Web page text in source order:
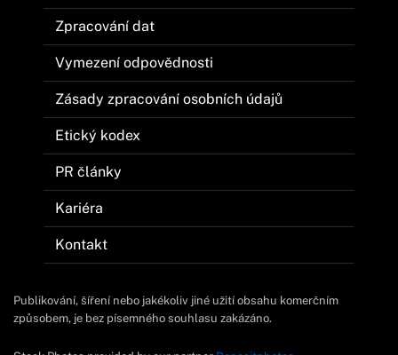
Zpracování dat
Vymezení odpovědnosti
Zásady zpracování osobních údajů
Etický kodex
PR články
Kariéra
Kontakt
Publikování, šíření nebo jakékoliv jiné užití obsahu komerčním
způsobem, je bez písemného souhlasu zakázáno.